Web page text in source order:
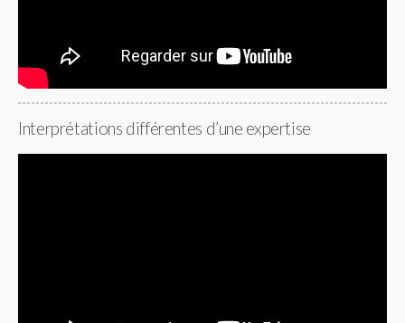
Interprétations différentes d’une expertise